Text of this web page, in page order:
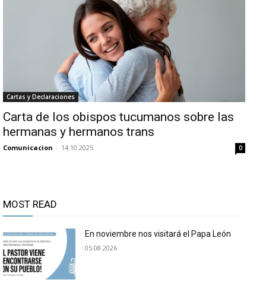
Cartas y Declaraciones
Carta de los obispos tucumanos sobre las
hermanas y hermanos trans
Comunicacion - 14.10.2025 0
MOST READ
En noviembre nos visitará el Papa León
05.08.2026